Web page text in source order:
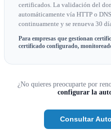
certificados. La validación del
automáticamente vía HTTP o
continuamente y se renueva 30
Para empresas que gestionan
certificado configurado,
¿No quieres preocuparte por
configurar la
Consultar